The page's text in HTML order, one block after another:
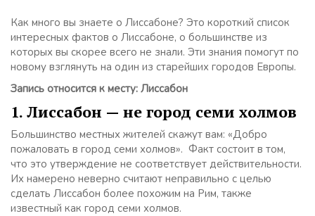
Как много вы знаете о Лиссабоне? Это короткий список
интересных фактов о Лиссабоне, о большинстве из
которых вы скорее всего не знали. Эти знания помогут по
новому взглянуть на один из старейших городов Европы.
Запись относится к месту: Лиссабон
1. Лиссабон — не город семи холмов
Большинство местных жителей скажут вам: «Добро
пожаловать в город семи холмов». Факт состоит в том,
что это утверждение не соответствует действительности.
Их намерено неверно считают неправильно с целью
сделать Лиссабон более похожим на Рим, также
известный как город семи холмов.